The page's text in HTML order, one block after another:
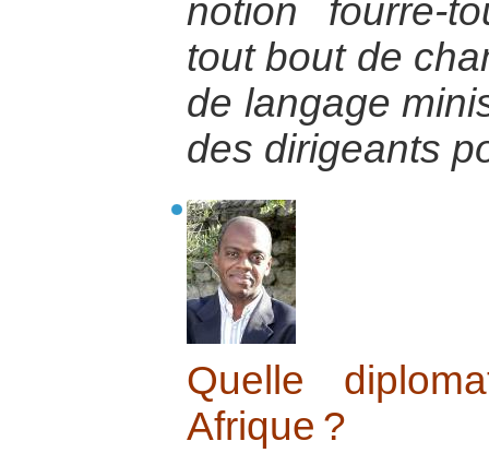
notion fourre-
tout bout de
de langage
des dirigeants
Quelle
Afrique ?